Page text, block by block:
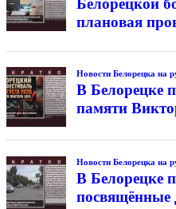
плановая
Новости Белорецка на
В Белорецке
памяти
Новости Белорецка на
В Белорецке